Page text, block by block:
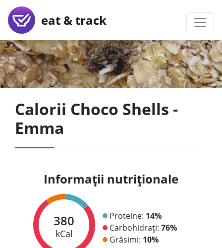
eat & track
Calorii Choco Shells -
Emma
Informații nutriționale
380
kCal
Proteine: 14%
Carbohidrați: 76%
Grăsimi: 10%